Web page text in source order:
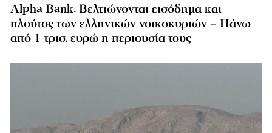
Alpha Bank: Βελτιώνονται εισόδημα και
πλούτος των ελληνικών νοικοκυριών – Πάνω
από 1 τρισ. ευρώ η περιουσία τους